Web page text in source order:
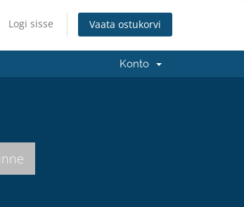
Logi sisse Vaata ostukorvi
Konto